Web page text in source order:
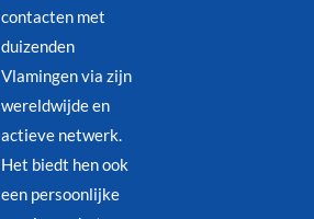
contacten met
duizenden
Vlamingen via zijn
wereldwijde en
actieve netwerk.
Het biedt hen ook
een persoonlijke